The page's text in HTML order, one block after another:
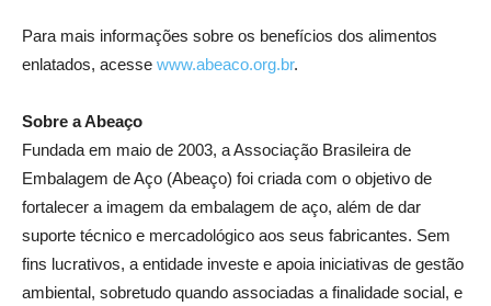
Para mais informações sobre os benefícios dos alimentos
enlatados, acesse www.abeaco.org.br.
Sobre a Abeaço
Fundada em maio de 2003, a Associação Brasileira de
Embalagem de Aço (Abeaço) foi criada com o objetivo de
fortalecer a imagem da embalagem de aço, além de dar
suporte técnico e mercadológico aos seus fabricantes. Sem
fins lucrativos, a entidade investe e apoia iniciativas de gestão
ambiental, sobretudo quando associadas a finalidade social, e